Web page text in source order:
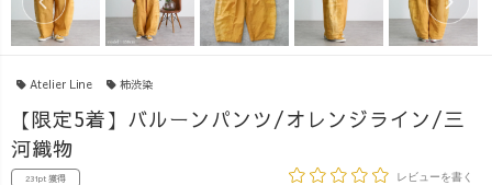
Atelier Line 柿渋染
【限定5着】バルーンパンツ/オレンジライン/三
河織物
231pt 獲得 レビューを書く